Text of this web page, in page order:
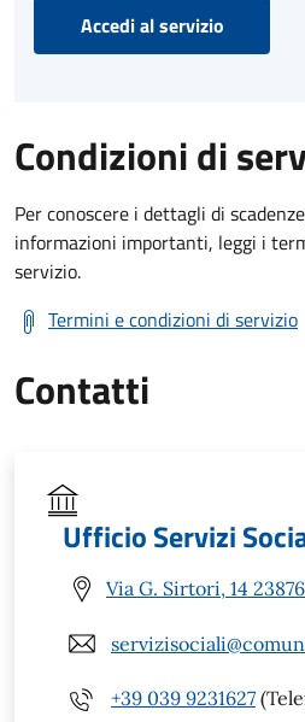
Accedi al servizio
Condizioni di
Per conoscere i dettagli di
informazioni importanti, leggi i
servizio.
Termini e condizioni di servizio
Contatti
Ufficio Servizi
Via G. Sirtori, 14
+39 039 9231627